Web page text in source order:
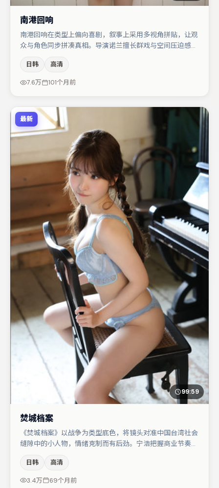
南港回响
南港回响在类型上偏向喜剧，叙事上采用多视角拼贴，让观
众与角色同步拼凑真相。导演诺兰擅长群戏与空间压迫感，
菅田将晖、刘亦菲等，角色动机前后呼应，适合喜欢抠台词
与伏笔的观众。节奏紧凑、反转有度，值得列入片单。
日韩 高清
7.6万 101个月前
最新
99:59
焚城档案
《焚城档案》以战争为类型底色，将镜头对准中国台湾社会
缝隙中的小人物，情绪克制而有后劲。宁浩把握商业节奏的
金高银的对手戏构成全片情感锚点，文淇则以细节塑造推动
谜题层层揭开。整体完成度较高，适合周末一口气追完。
日韩 高清
3.4万 69个月前